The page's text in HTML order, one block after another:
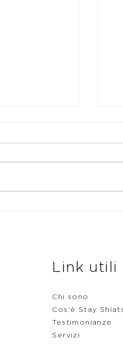
Link utili
Chi sono
Cos'è Stay
Testimonianze
Servizi